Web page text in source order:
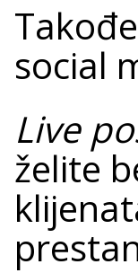
social
Live
želite